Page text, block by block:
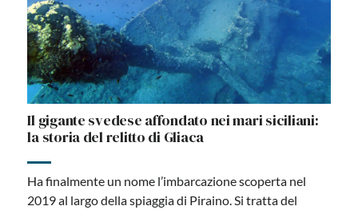
Il gigante svedese affondato nei mari siciliani:
la storia del relitto di Gliaca
Ha finalmente un nome l’imbarcazione scoperta nel
2019 al largo della spiaggia di Piraino. Si tratta del